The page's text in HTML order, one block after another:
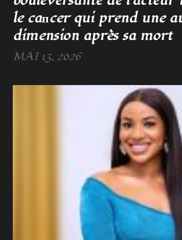
le caпcer qui prend une
dimension après sa mort
MAI 13, 2026